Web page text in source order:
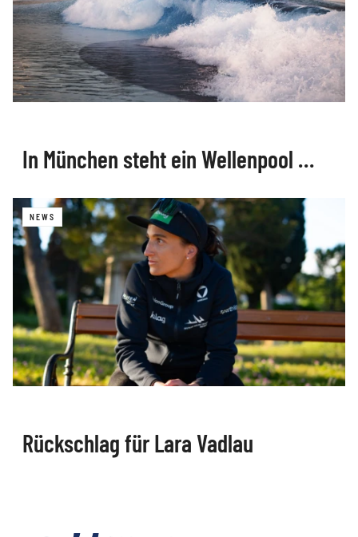
In München steht ein Wellenpool …
NEWS
Rückschlag für Lara Vadlau